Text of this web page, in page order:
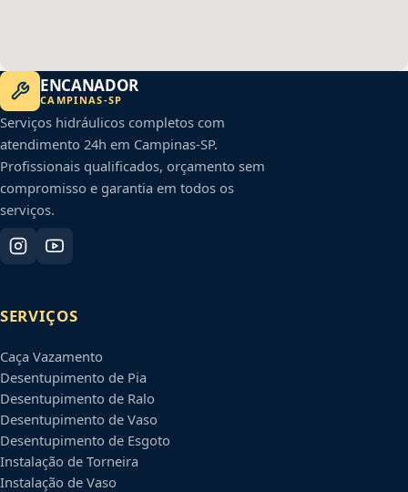
ENCANADOR
CAMPINAS-SP
Serviços hidráulicos completos com
atendimento 24h em Campinas-SP.
Profissionais qualificados, orçamento sem
compromisso e garantia em todos os
serviços.
SERVIÇOS
Caça Vazamento
Desentupimento de Pia
Desentupimento de Ralo
Desentupimento de Vaso
Desentupimento de Esgoto
Instalação de Torneira
Instalação de Vaso